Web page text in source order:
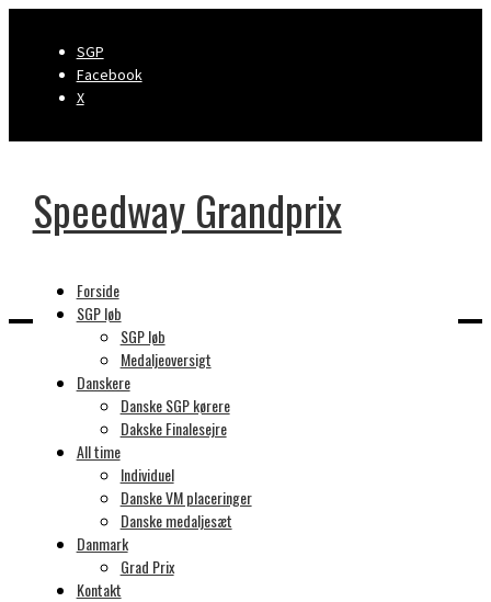
SGP
Facebook
X
Speedway Grandprix
Forside
SGP løb
SGP løb
Medaljeoversigt
Danskere
Danske SGP kørere
Dakske Finalesejre
All time
Individuel
Danske VM placeringer
Danske medaljesæt
Danmark
Grad Prix
Kontakt
Dette indhold er beskyttet med en
adgangskode. For at se det skal du
indtaste adgangskoden nedenfor.
Adgangskode: